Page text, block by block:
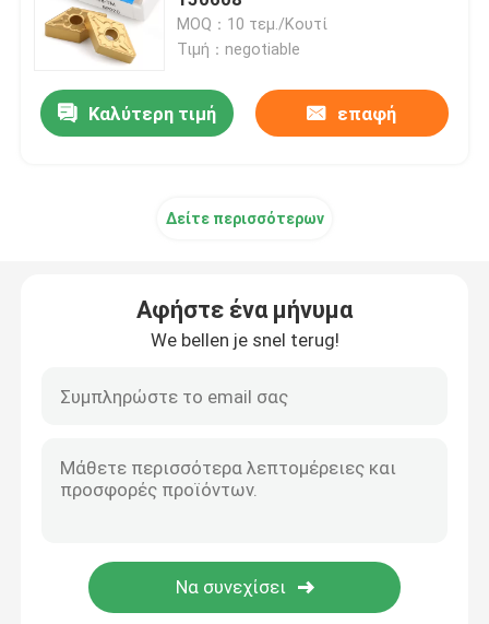
Τόρνευση ενθέτων καρβιδίου
Cnc ένθετα καρβιδίου
Μύλος μύτης από καρβίδιο
Γωνιακή Ακτίνα Τελικού Μύλου
Μύλος Αλουμινίου
Ένθετο καρβιδίου άλεσης
MOQ：10 τεμ./Κουτί
Τιμή：negotiable
Καλύτερη τιμή επαφή
Δείτε περισσότερων
Αφήστε ένα μήνυμα
We bellen je snel terug!